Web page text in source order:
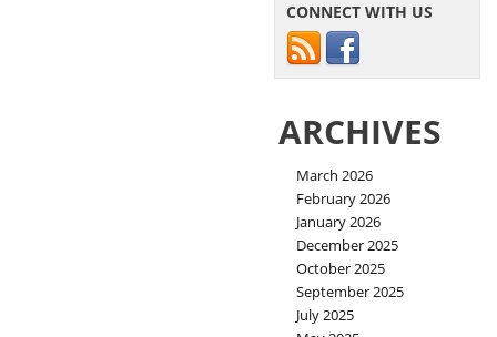
CONNECT WITH US
ARCHIVES
March 2026
February 2026
January 2026
December 2025
October 2025
September 2025
July 2025